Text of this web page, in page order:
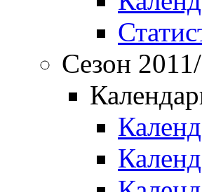
Сезон